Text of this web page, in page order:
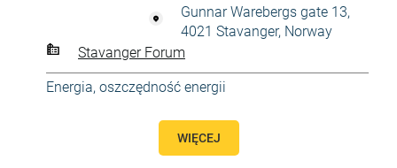
Gunnar Warebergs gate 13,
4021 Stavanger, Norway
Stavanger Forum
Energia, oszczędność energii
WIĘCEJ